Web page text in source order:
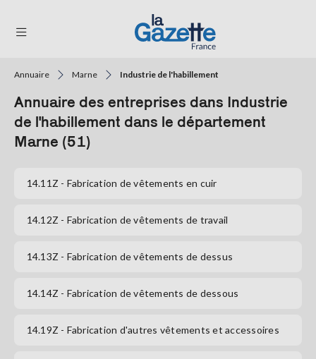
RÉGIONS
FORMATS
TENDANCES
LA
Se
Annuaire Marne Industrie de l'habillement
Annuaire des entreprises dans Industrie
de l'habillement dans le département
Marne (51)
14.11Z - Fabrication de vêtements en cuir
14.12Z - Fabrication de vêtements de travail
14.13Z - Fabrication de vêtements de dessus
14.14Z - Fabrication de vêtements de dessous
14.19Z - Fabrication d'autres vêtements et accessoires